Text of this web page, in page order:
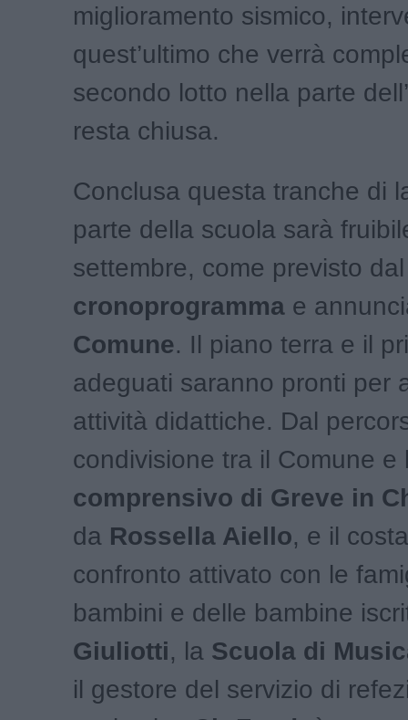
miglioramento sismico,
quest’ultimo che verrà
secondo lotto nella parte
resta chiusa.
Conclusa questa tranche di
parte della scuola sarà
settembre, come previsto dal
cronoprogramma e
Comune. Il piano terra e il
adeguati saranno pronti per
attività didattiche. Dal
condivisione tra il Comune e
comprensivo di Greve in
da Rossella Aiello, e il
confronto attivato con le
bambini e delle bambine
Giuliotti, la Scuola di
il gestore del servizio di